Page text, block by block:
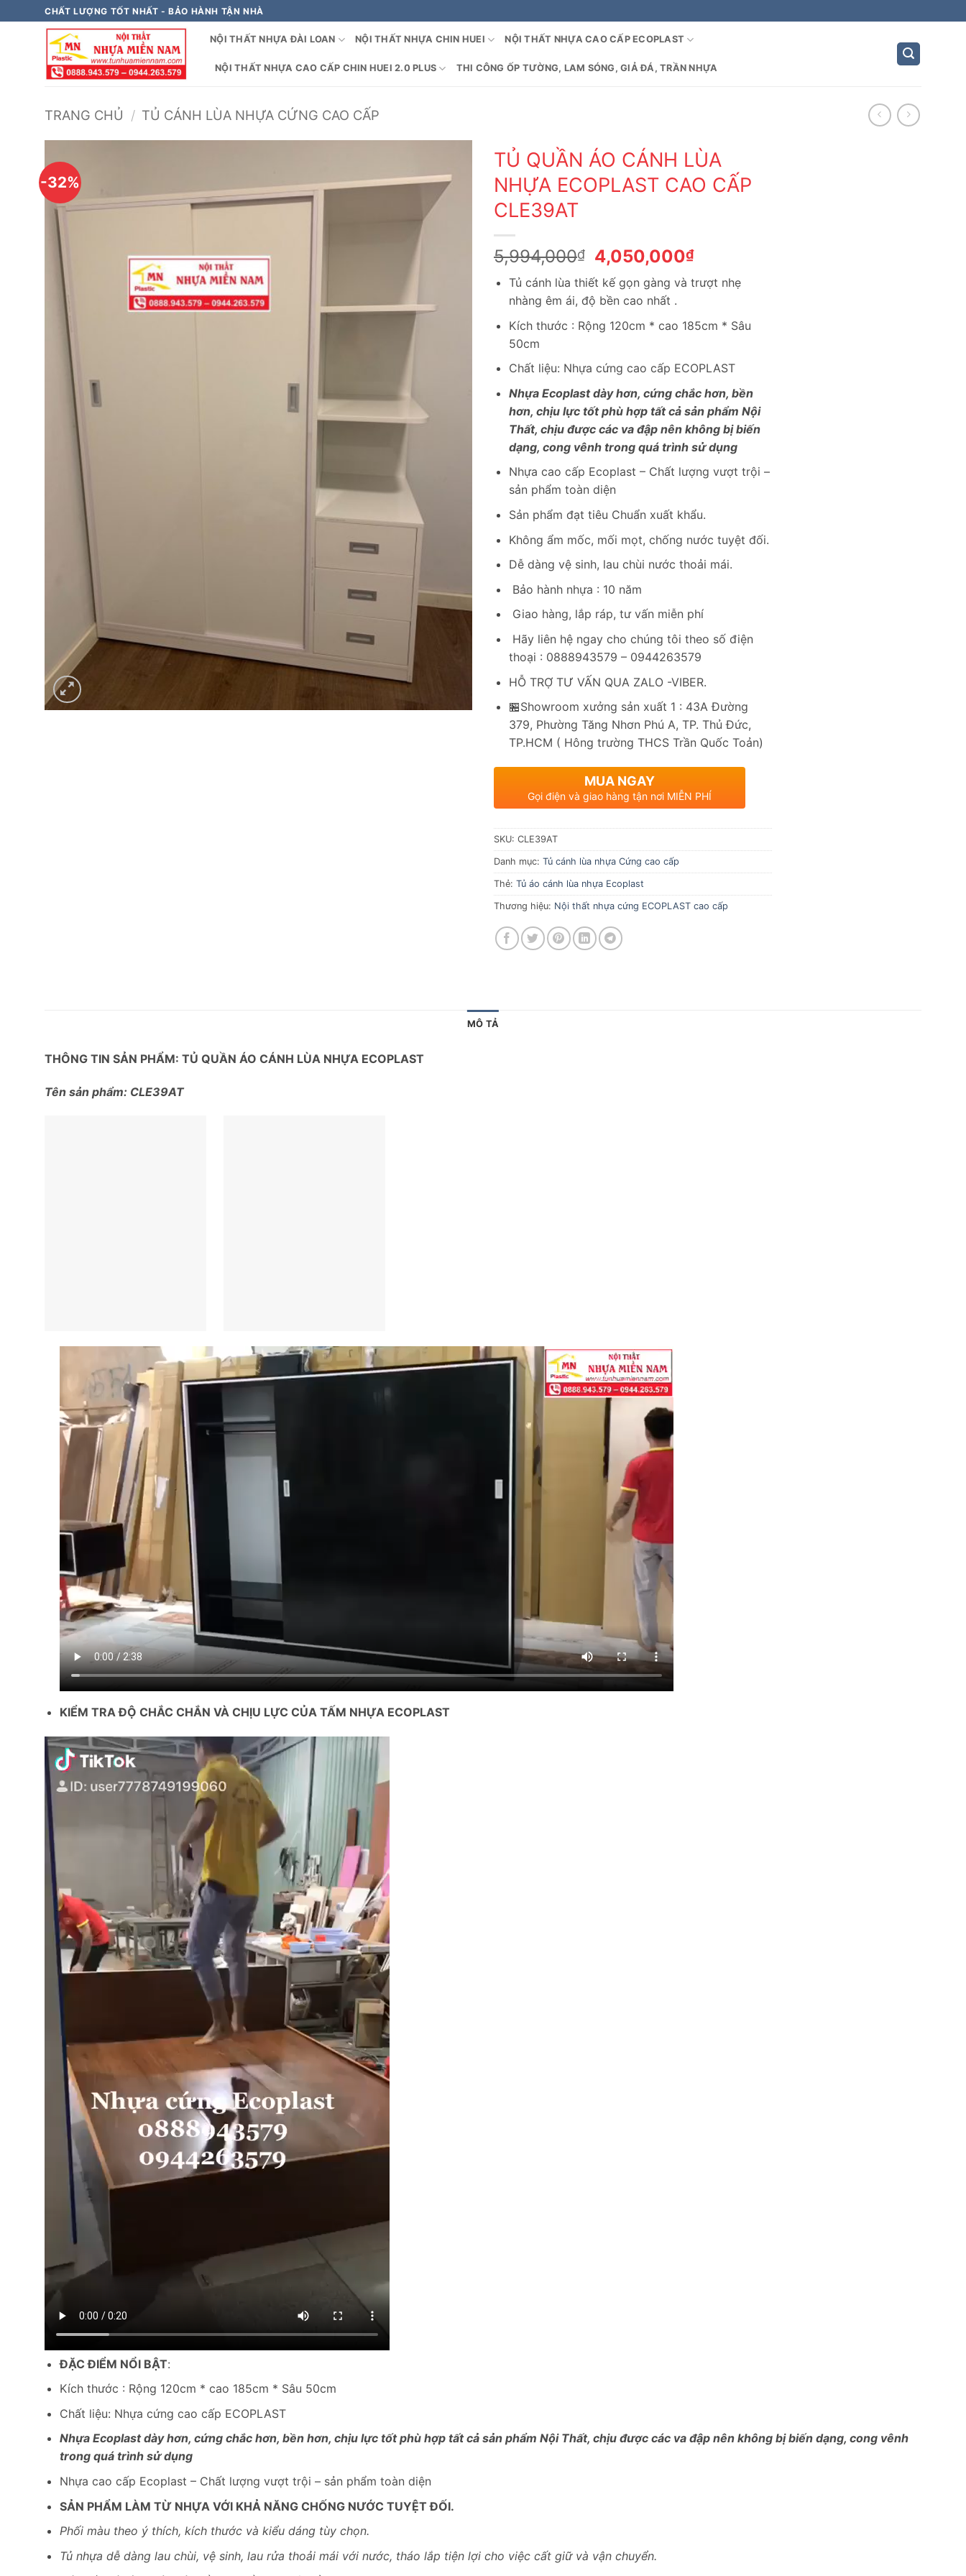
qua
CHẤT LƯỢNG TỐT NHẤT - BẢO HÀNH TẬN NHÀ
NỘI THẤT NHỰA ĐÀI LOAN NỘI THẤT NHỰA CHIN HUEI NỘI THẤT NHỰA CAO CẤP ECOPLAST
NỘI THẤT NHỰA CAO CẤP CHIN HUEI 2.0 PLUS THI CÔNG ỐP TƯỜNG, LAM SÓNG, GIẢ ĐÁ, TRẦN NHỰA
TRANG CHỦ / TỦ CÁNH LÙA NHỰA CỨNG CAO CẤP
-32%
TỦ QUẦN ÁO CÁNH LÙA
NHỰA ECOPLAST CAO CẤP
CLE39AT
5,994,000₫
Giá
gốc
là:
5,994,000₫.
4,050,000₫Giá
hiện
tại
4,050,000₫.
Tủ cánh lùa thiết kế gọn gàng và trượt nhẹ
nhàng êm ái, độ bền cao nhất .
Kích thước : Rộng 120cm * cao 185cm * Sâu
50cm
Chất liệu: Nhựa cứng cao cấp ECOPLAST
Nhựa Ecoplast dày hơn, cứng chắc hơn, bền
hơn, chịu lực tốt phù hợp tất cả sản phẩm Nội
Thất, chịu được các va đập nên không bị biến
dạng, cong vênh trong quá trình sử dụng
Nhựa cao cấp Ecoplast – Chất lượng vượt trội –
sản phẩm toàn diện
Sản phẩm đạt tiêu Chuẩn xuất khẩu.
Không ẩm mốc, mối mọt, chống nước tuyệt đối.
Dễ dàng vệ sinh, lau chùi nước thoải mái.
Bảo hành nhựa : 10 năm
Giao hàng, lắp ráp, tư vấn miễn phí
Hãy liên hệ ngay cho chúng tôi theo số điện
thoại : 0888943579 – 0944263579
HỖ TRỢ TƯ VẤN QUA ZALO -VIBER.
🏪Showroom xưởng sản xuất 1 : 43A Đường
379, Phường Tăng Nhơn Phú A, TP. Thủ Đức,
TP.HCM ( Hông trường THCS Trần Quốc Toản)
MUA NGAY
Gọi điện và giao hàng tận nơi MIỄN PHÍ
SKU: CLE39AT
Danh mục: Tủ cánh lùa nhựa Cứng cao cấp
Thẻ: Tủ áo cánh lùa nhựa Ecoplast
Thương hiệu: Nội thất nhựa cứng ECOPLAST cao cấp
MÔ TẢ
THÔNG TIN SẢN PHẨM: TỦ QUẦN ÁO CÁNH LÙA NHỰA ECOPLAST
Tên sản phẩm: CLE39AT
KIỂM TRA ĐỘ CHẮC CHẮN VÀ CHỊU LỰC CỦA TẤM NHỰA ECOPLAST
ĐẶC ĐIỂM NỔI BẬT:
Kích thước : Rộng 120cm * cao 185cm * Sâu 50cm
Chất liệu: Nhựa cứng cao cấp ECOPLAST
Nhựa Ecoplast dày hơn, cứng chắc hơn, bền hơn, chịu lực tốt phù hợp tất cả sản phẩm Nội Thất, chịu được các va đập nên không bị biến dạng, cong vênh
trong quá trình sử dụng
Nhựa cao cấp Ecoplast – Chất lượng vượt trội – sản phẩm toàn diện
SẢN PHẨM LÀM TỪ NHỰA VỚI KHẢ NĂNG CHỐNG NƯỚC TUYỆT ĐỐI.
Phối màu theo ý thích, kích thước và kiểu dáng tùy chọn.
Tủ nhựa dễ dàng lau chùi, vệ sinh, lau rửa thoải mái với nước, tháo lắp tiện lợi cho việc cất giữ và vận chuyển.